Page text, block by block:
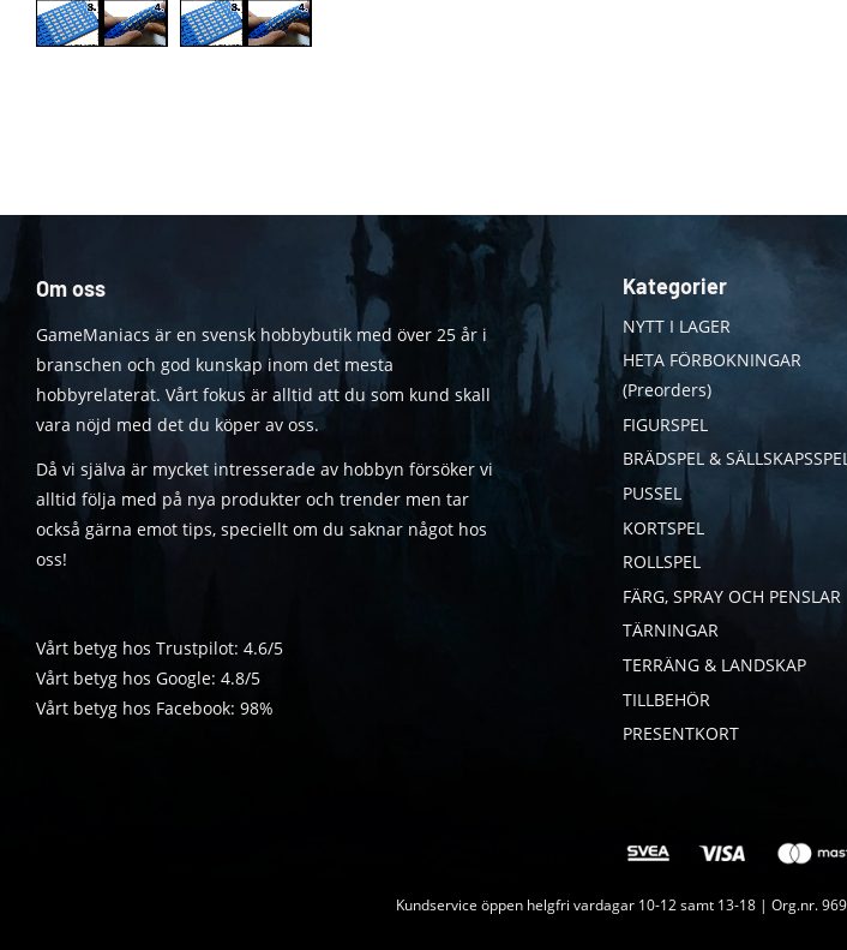
Om oss
GameManiacs är en svensk hobbybutik med över 25 år i
branschen och god kunskap inom det mesta
hobbyrelaterat. Vårt fokus är alltid att du som kund skall
vara nöjd med det du köper av oss.
Då vi själva är mycket intresserade av hobbyn försöker vi
alltid följa med på nya produkter och trender men tar
också gärna emot tips, speciellt om du saknar något hos
oss!
Vårt betyg hos Trustpilot: 4.6/5
Vårt betyg hos Google: 4.8/5
Vårt betyg hos Facebook: 98%
Kategorier
NYTT I LAGER
HETA FÖRBOKNINGAR
(Preorders)
FIGURSPEL
BRÄDSPEL &
PUSSEL
KORTSPEL
ROLLSPEL
FÄRG, SPRAY OCH PENSLAR
TÄRNINGAR
TERRÄNG & LANDSKAP
TILLBEHÖR
PRESENTKORT
Kundservice öppen helgfri vardagar 10-12 samt 13-18 | Org.nr.